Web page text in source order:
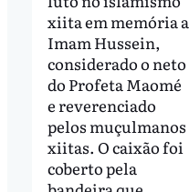
xiita em memória a
Imam Hussein,
considerado o neto
do Profeta Maomé
e reverenciado
pelos muçulmanos
xiitas. O caixão foi
coberto pela